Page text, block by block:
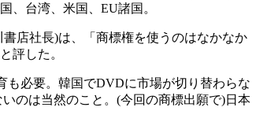
、台湾、米国、EU諸国。
店社長)は、「商標権を使うのはなかなか
評した。
必要。韓国でDVDに市場が切り替わらな
のは当然のこと。(今回の商標出願で)日本